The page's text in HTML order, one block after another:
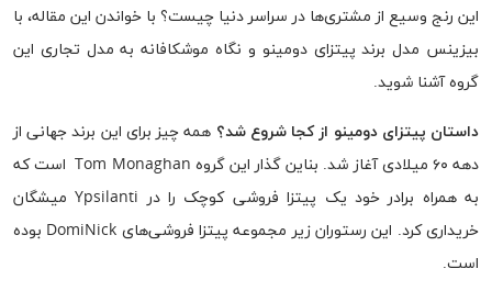
این رنج وسیع از مشتری‌ها در سراسر دنیا چیست؟ با خواندن این مقاله، با
بیزینس مدل برند پیتزای دومینو و نگاه موشکافانه به مدل تجاری این
گروه آشنا شوید.
داستان پیتزای دومینو از کجا شروع شد؟ همه چیز برای این برند جهانی از
دهه ۶۰ میلادی آغاز شد. بناین گذار این گروه Tom Monaghan است که
به همراه برادر خود یک پیتزا فروشی کوچک را در Ypsilanti میشگان
خریداری کرد. این رستوران زیر مجموعه پیتزا فروشی‌های DomiNick بوده
است.